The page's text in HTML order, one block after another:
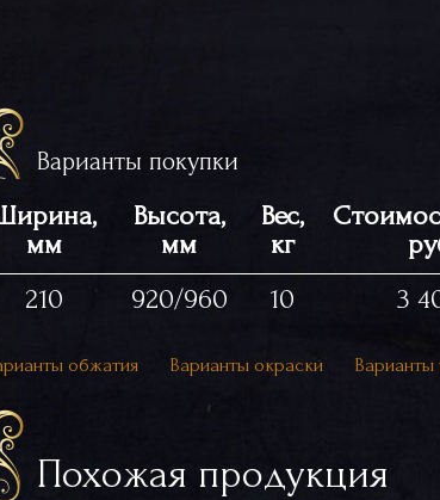
Варианты покупки
мм
Высота,
мм
Вес,
кг
210
920/960 10 3
обжатия Варианты окраски Варианты
Похожая продукция